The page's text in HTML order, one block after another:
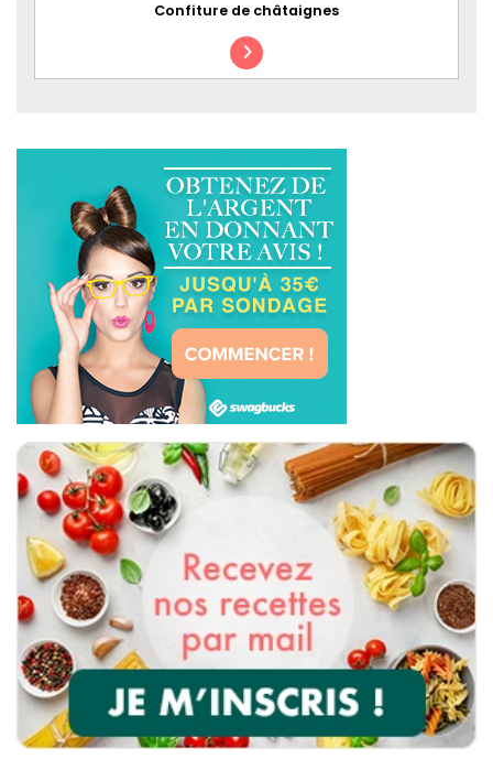
Confiture de châtaignes